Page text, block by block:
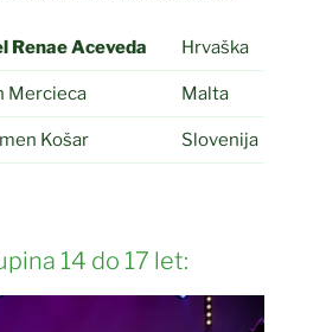
Renae Aceveda Hrvaška
Mercieca Malta
Košar Slovenija
14 do 17 let: